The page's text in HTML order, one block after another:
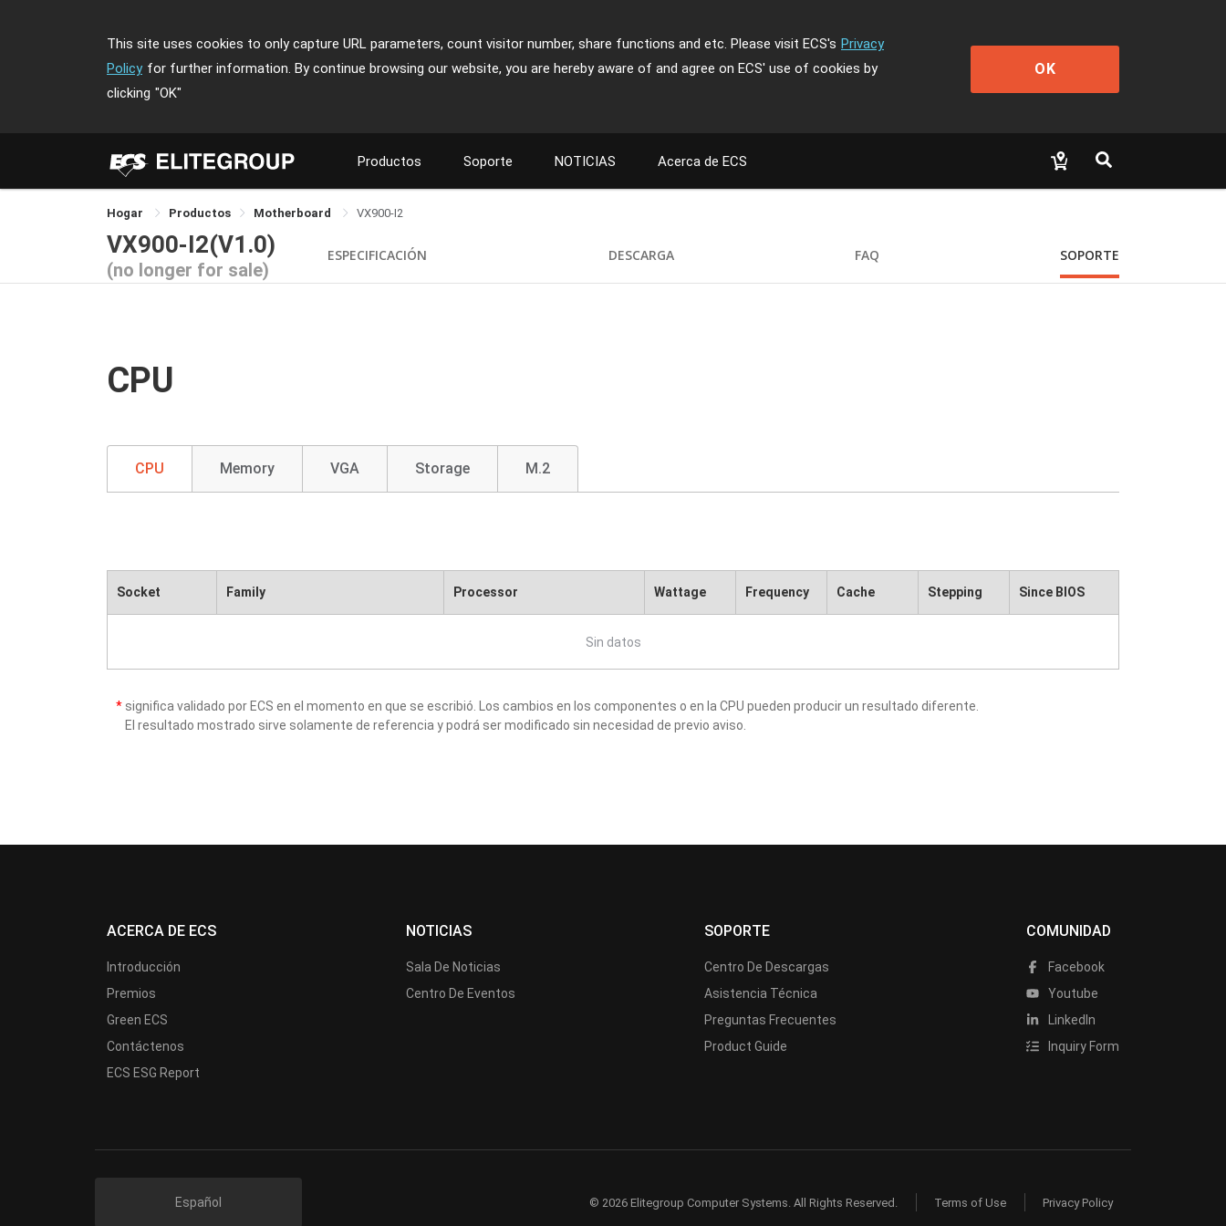
This site uses cookies to only capture URL parameters, count visitor number, share functions and etc. Please visit ECS's Privacy
Policy for further information. By continue browsing our website, you are hereby aware of and agree on ECS' use of cookies by
clicking "OK"
OK
Productos Soporte NOTICIAS Acerca de ECS
Hogar Productos Motherboard VX900-I2
VX900-I2(V1.0)
(no longer for sale)
ESPECIFICACIÓN DESCARGA FAQ SOPORTE
CPU
CPU Memory VGA Storage M.2
Socket Family Processor Wattage Frequency Cache Stepping Since BIOS
Sin datos
* significa validado por ECS en el momento en que se escribió. Los cambios en los componentes o en la CPU pueden producir un resultado diferente.
El resultado mostrado sirve solamente de referencia y podrá ser modificado sin necesidad de previo aviso.
ACERCA DE ECS
Introducción
Premios
Green ECS
Contáctenos
ECS ESG Report
NOTICIAS
Sala De Noticias
Centro De Eventos
SOPORTE
Centro De Descargas
Asistencia Técnica
Preguntas Frecuentes
Product Guide
COMUNIDAD
Facebook
Youtube
LinkedIn
Inquiry Form
Español © 2026 Elitegroup Computer Systems. All Rights Reserved. Terms of Use Privacy Policy